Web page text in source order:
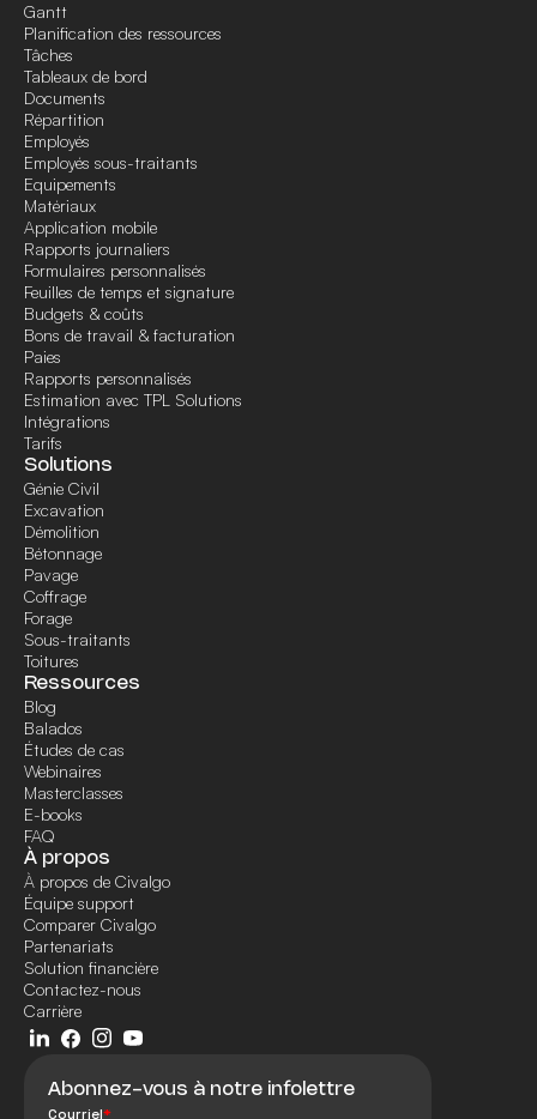
Gantt
Planification des ressources
Tâches
Tableaux de bord
Documents
Répartition
Employés
Employés sous-traitants
Equipements
Matériaux
Application mobile
Rapports journaliers
Formulaires personnalisés
Feuilles de temps et signature
Budgets & coûts
Bons de travail & facturation
Paies
Rapports personnalisés
Estimation avec TPL Solutions
Intégrations
Tarifs
Solutions
Génie Civil
Excavation
Démolition
Bétonnage
Pavage
Coffrage
Forage
Sous-traitants
Toitures
Ressources
Blog
Balados
Études de cas
Webinaires
Masterclasses
E-books
FAQ
À propos
À propos de Civalgo
Équipe support
Comparer Civalgo
Partenariats
Solution financière
Contactez-nous
Carrière
Abonnez-vous à notre infolettre